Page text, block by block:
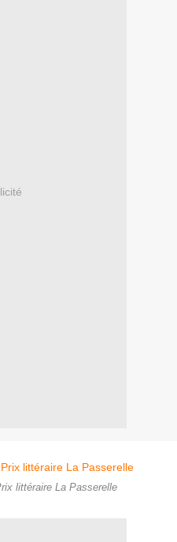
littéraire La Passerelle